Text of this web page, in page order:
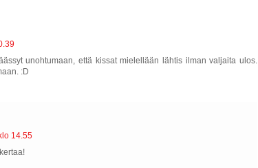
unohtumaan, että kissat mielellään lähtis ilman valjaita ulos.
:D
14.55